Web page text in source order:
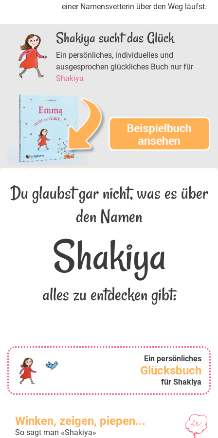
einer Namensvetterin über den Weg läufst.
Shakiya sucht das Glück
Ein persönliches, individuelles und
ausgesprochen glückliches Buch nur für
Shakiya
Du glaubst gar nicht, was es über
den Namen
Shakiya
alles zu entdecken gibt:
Ein persönliches
Glücksbuch
für Shakiya
Winken, zeigen, piepen...
So sagt man «Shakiya»